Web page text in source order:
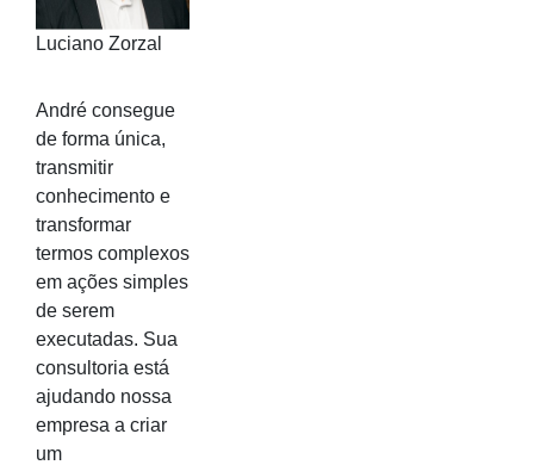
Luciano Zorzal
André consegue
de forma única,
transmitir
conhecimento e
transformar
termos complexos
em ações simples
de serem
executadas. Sua
consultoria está
ajudando nossa
empresa a criar
um